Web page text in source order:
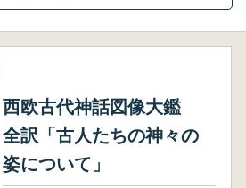
西欧古代神話図像大鑑
全訳「古人たちの神々の
姿について」